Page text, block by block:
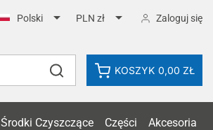
Polski  PLN zł  Zaloguj się
KOSZYK 0,00 ZŁ
Środki Czyszczące Części Akcesoria